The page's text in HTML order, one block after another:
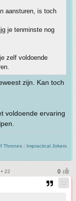
aansturen, is toch
je tenminste nog
zelf voldoende
zijn. Kan toch
voldoende ervaring
Thrones | Impractical Jokers
22